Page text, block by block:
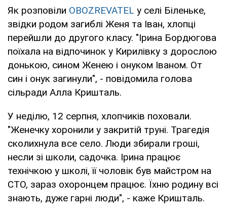
Як розповіли OBOZREVATEL у селі Біленьке,
звідки родом загиблі Женя та Іван, хлопці
перейшли до другого класу. "Ірина Бордюгова
поїхала на відпочинок у Кирилівку з дорослою
донькою, сином Женею і онуком Іваном. От
син і онук загинули", - повідомила голова
сільради Алла Кришталь.
У неділю, 12 серпня, хлопчиків поховали.
"Женечку хоронили у закритій труні. Трагедія
сколихнула все село. Люди збирали гроші,
несли зі школи, садочка. Ірина працює
технічкою у школі, її чоловік був майстром на
СТО, зараз охоронцем працює. Їхню родину всі
знають, дуже гарні люди", - каже Кришталь.